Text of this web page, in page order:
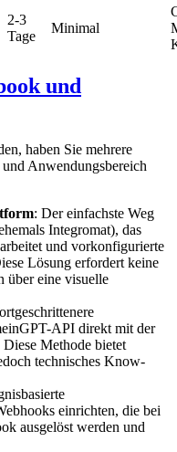
2-3
Tage
Minimal
und
haben Sie mehrere
Anwendungsbereich
: Der einfachste Weg
Integromat), das
und vorkonfigurierte
Lösung erfordert keine
über eine visuelle
API direkt mit der
Methode bietet
technisches Know-
einrichten, die bei
ausgelöst werden und